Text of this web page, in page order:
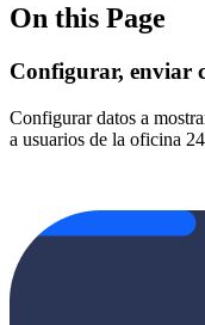
On this Page
Configurar, enviar
Configurar datos a
a usuarios de la oficina